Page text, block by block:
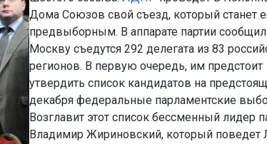
Дома Союзов свой съезд, который станет
предвыборным. В аппарате партии
Москву съедутся 292 делегата из 83
регионов. В первую очередь, им предстоит
утвердить список кандидатов на
декабря федеральные парламентские
Возглавит этот список бессменный лидер
Владимир Жириновский, который